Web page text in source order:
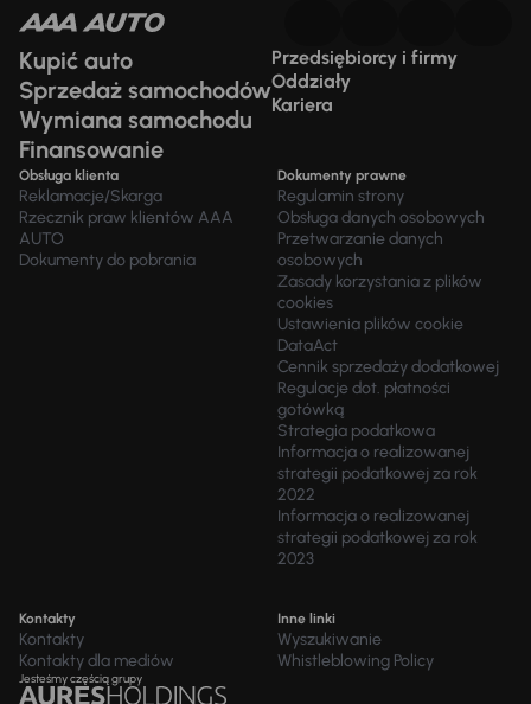
Kupić auto
Sprzedaż samochodów
Wymiana samochodu
Finansowanie
Przedsiębiorcy i firmy
Oddziały
Kariera
Obsługa klienta
Reklamacje/Skarga
Rzecznik praw klientów AAA
AUTO
Dokumenty do pobrania
Dokumenty prawne
Regulamin strony
Obsługa danych osobowych
Przetwarzanie danych
osobowych
Zasady korzystania z plików
cookies
Ustawienia plików cookie
DataAct
Cennik sprzedaży dodatkowej
Regulacje dot. płatności
gotówką
Strategia podatkowa
Informacja o realizowanej
strategii podatkowej za rok
2022
Informacja o realizowanej
strategii podatkowej za rok
2023
Kontakty
Kontakty
Kontakty dla mediów
Inne linki
Wyszukiwanie
Whistleblowing Policy
Jesteśmy częścią grupy